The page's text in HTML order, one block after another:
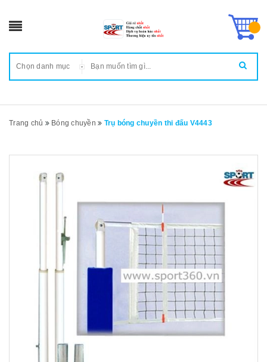
Chọn danh mục
Trang chủ Bóng chuyền Trụ bóng chuyền thi đấu V4443